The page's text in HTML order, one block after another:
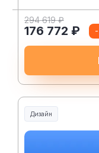
294 619 ₽
176 772 ₽
Дизайн